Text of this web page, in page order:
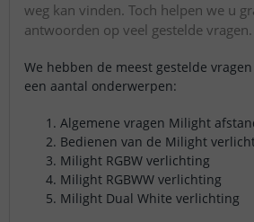
weg kan vinden. Toch helpen we u
antwoorden op veel gestelde vragen.
We hebben de meest gestelde
een aantal onderwerpen:
Algemene vragen Milight
Bedienen van de Milight
Milight RGBW verlichting
Milight RGBWW verlichting
Milight Dual White verlichting